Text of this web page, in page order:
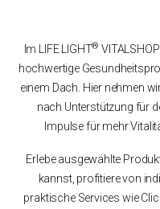
Im LIFE LIGHT®
hochwertige
einem Dach. Hier nehmen
nach Unterstützung für
Impulse für mehr
Erlebe ausgewählte
kannst, profitiere von
praktische Services wie